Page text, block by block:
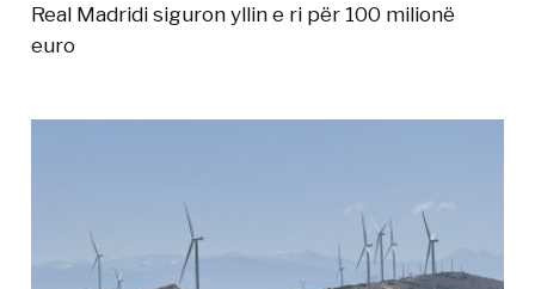
Real Madridi siguron yllin e ri për 100 milionë
euro